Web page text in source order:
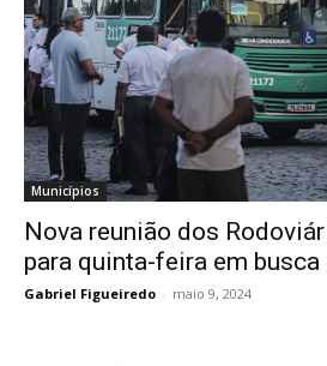
Municípios
Nova reunião dos
para quinta-feira em busca
Gabriel Figueiredo - maio 9, 2024